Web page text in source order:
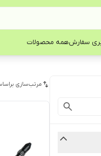
سفارشهمه محصولات
مرتب‌سازی